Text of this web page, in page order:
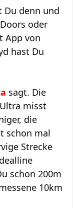
Du denn und
oder
App von
hast Du
sagt. Die
misst
die
schon mal
Strecke
schon 200m
10km